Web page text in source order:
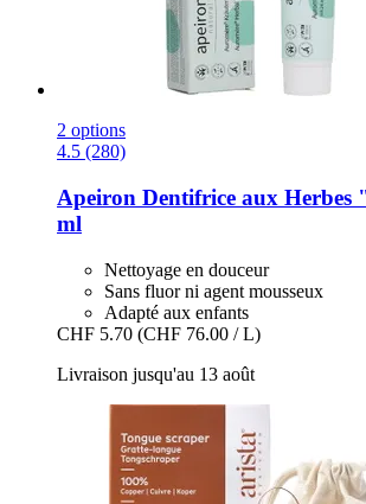
2 options
4.5 (280)
Apeiron Dentifrice aux Herbes
ml
Nettoyage en douceur
Sans fluor ni agent mousseux
Adapté aux enfants
CHF 5.70 (CHF 76.00 / L)
Livraison jusqu'au 13 août